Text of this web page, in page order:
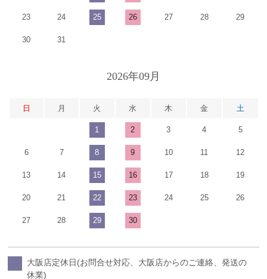
23 24 25 26 27 28 29
30 31
2026年09月
日 月 火 水 木 金 土
1 2 3 4 5
6 7 8 9 10 11 12
13 14 15 16 17 18 19
20 21 22 23 24 25 26
27 28 29 30
大阪店定休日(お問合せ対応、大阪店からのご連絡、発送の
休業)